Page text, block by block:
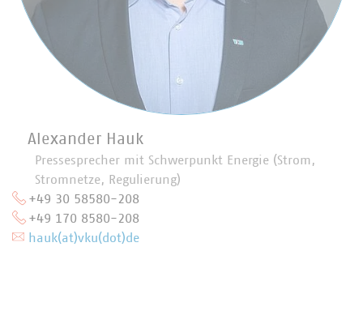
Alexander Hauk
Pressesprecher mit Schwerpunkt Energie (Strom,
Stromnetze, Regulierung)
+49 30 58580-208
+49 170 8580-208
hauk(at)vku(dot)de